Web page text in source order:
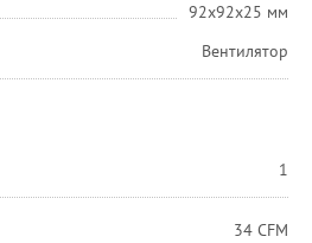
92х92х25 мм
Вентилятор
1
34 CFM